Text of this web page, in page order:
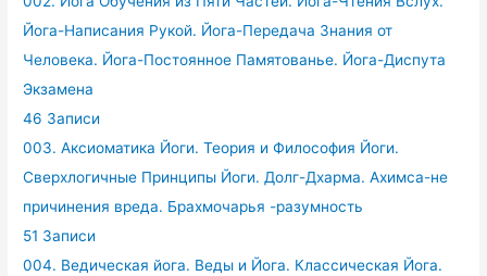
Йога-Написания Рукой. Йога-Передача Знания от
Человека. Йога-Постоянное Памятованье. Йога-Диспута
Экзамена
46 Записи
003. Аксиоматика Йоги. Теория и Философия Йоги.
Сверхлогичные Принципы Йоги. Долг-Дхарма. Ахимса-не
причинения вреда. Брахмочарья -разумность
51 Записи
004. Ведическая йога. Веды и Йога. Классическая Йога.